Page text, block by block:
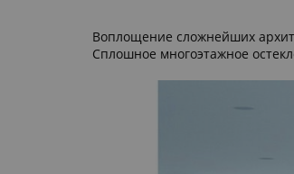
Воплощение сложнейших
Сплошное многоэтажное